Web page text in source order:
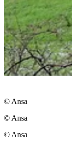
© Ansa
© Ansa
© Ansa